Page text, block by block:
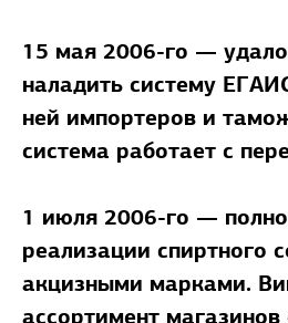
15 мая 2006-го —
наладить систему
ней импортеров и
система работает с
1 июля 2006-го —
реализации спиртного
акцизными марками.
ассортимент магазинов